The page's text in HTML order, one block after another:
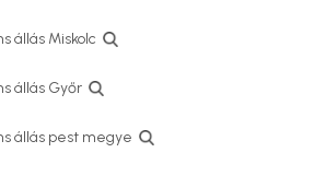
állás Miskolc
állás Győr
állás pest megye